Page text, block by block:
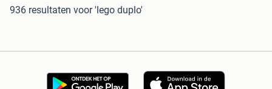
936 resultaten voor 'lego duplo'